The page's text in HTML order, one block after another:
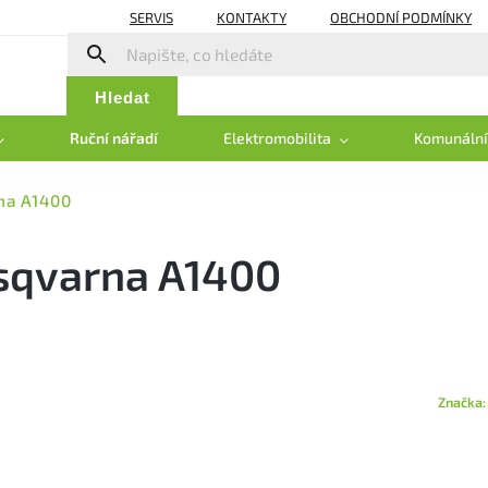
SERVIS KONTAKTY OBCHODNÍ PODMÍNKY
Hledat
Ruční nářadí Elektromobilita
A1400
A1400
Značka: